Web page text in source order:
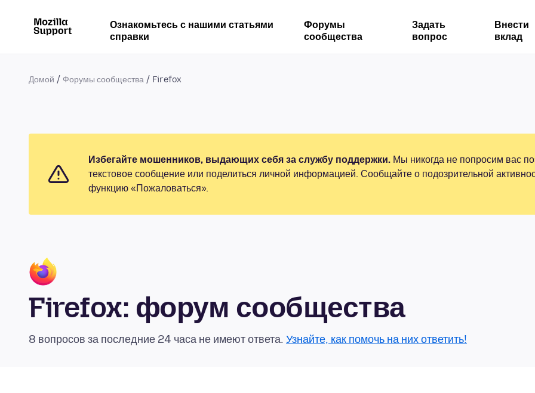
Ознакомьтесь с нашими статьями
справки
Форумы
сообщества
Задать
вопрос
Внести
вклад
Домой Форумы сообщества Firefox
Избегайте мошенников, выдающих себя за службу поддержки. Мы никогда не попросим вас
текстовое сообщение или поделиться личной информацией. Сообщайте о подозрительной
функцию «Пожаловаться».
Firefox: форум сообщества
8 вопросов за последние 24 часа не имеют ответа. Узнайте, как помочь на них ответить!